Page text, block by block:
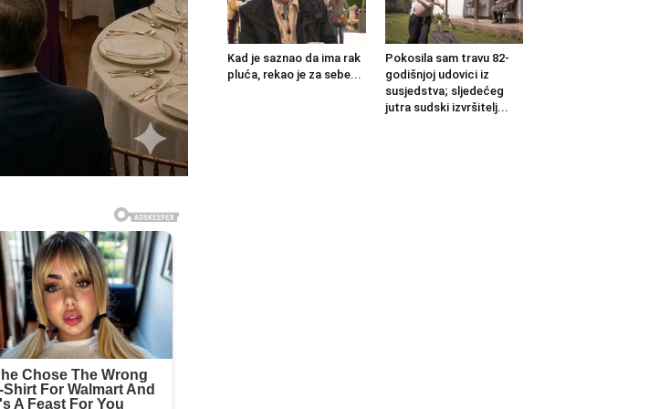
Kad je saznao da ima rak
pluća, rekao je za sebe...
Pokosila sam travu 82-
godišnjoj udovici iz
susjedstva; sljedećeg
jutra sudski izvršitelj...